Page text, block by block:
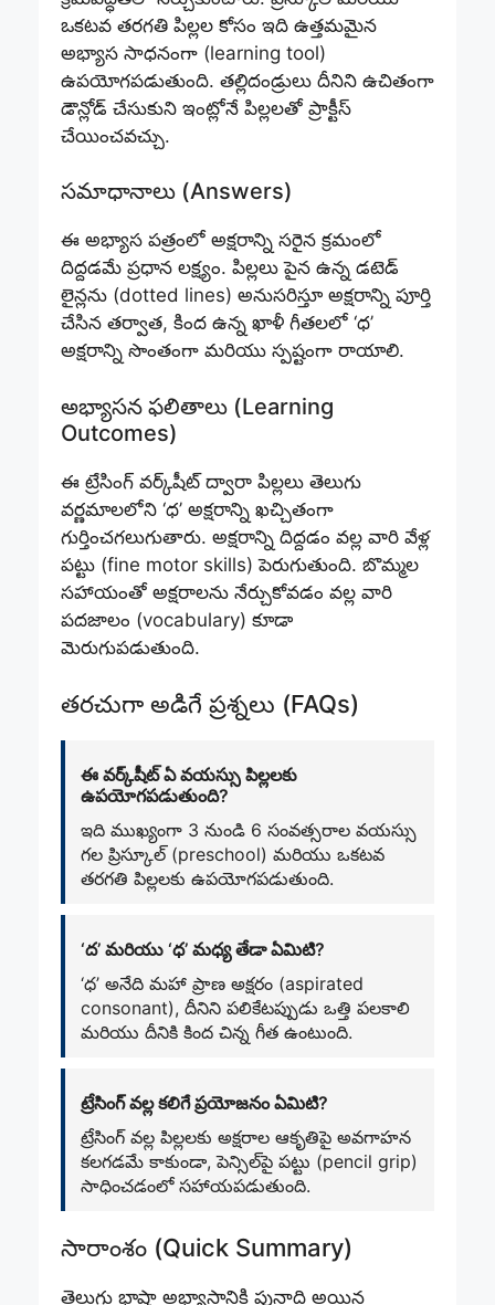
ఒకటవ తరగతి పిల్లల కోసం ఇది ఉత్తమమైన
అభ్యాస సాధనంగా (learning tool)
ఉపయోగపడుతుంది. తల్లిదండ్రులు దీనిని ఉచితంగా
డౌన్లోడ్ చేసుకుని ఇంట్లోనే పిల్లలతో ప్రాక్టీస్
చేయించవచ్చు.
సమాధానాలు (Answers)
ఈ అభ్యాస పత్రంలో అక్షరాన్ని సరైన క్రమంలో
దిద్దడమే ప్రధాన లక్ష్యం. పిల్లలు పైన ఉన్న డటెడ్
లైన్లను (dotted lines) అనుసరిస్తూ అక్షరాన్ని పూర్తి
చేసిన తర్వాత, కింద ఉన్న ఖాళీ గీతలలో ‘ధ’
అక్షరాన్ని సొంతంగా మరియు స్పష్టంగా రాయాలి.
అభ్యాసన ఫలితాలు (Learning
Outcomes)
ఈ ట్రేసింగ్ వర్క్‌షీట్ ద్వారా పిల్లలు తెలుగు
వర్ణమాలలోని ‘ధ’ అక్షరాన్ని ఖచ్చితంగా
గుర్తించగలుగుతారు. అక్షరాన్ని దిద్దడం వల్ల వారి వేళ్ల
పట్టు (fine motor skills) పెరుగుతుంది. బొమ్మల
సహాయంతో అక్షరాలను నేర్చుకోవడం వల్ల వారి
పదజాలం (vocabulary) కూడా
మెరుగుపడుతుంది.
తరచుగా అడిగే ప్రశ్నలు (FAQs)
ఈ వర్క్‌షీట్ ఏ వయస్సు పిల్లలకు
ఉపయోగపడుతుంది?
ఇది ముఖ్యంగా 3 నుండి 6 సంవత్సరాల వయస్సు
గల ప్రిస్కూల్ (preschool) మరియు ఒకటవ
తరగతి పిల్లలకు ఉపయోగపడుతుంది.
‘ద’ మరియు ‘ధ’ మధ్య తేడా ఏమిటి?
‘ధ’ అనేది మహా ప్రాణ అక్షరం (aspirated
consonant), దీనిని పలికేటప్పుడు ఒత్తి పలకాలి
మరియు దీనికి కింద చిన్న గీత ఉంటుంది.
ట్రేసింగ్ వల్ల కలిగే ప్రయోజనం ఏమిటి?
ట్రేసింగ్ వల్ల పిల్లలకు అక్షరాల ఆకృతిపై అవగాహన
కలగడమే కాకుండా, పెన్సిల్‌పై పట్టు (pencil grip)
సాధించడంలో సహాయపడుతుంది.
సారాంశం (Quick Summary)
తెలుగు భాషా అభ్యాసానికి పునాది అయిన